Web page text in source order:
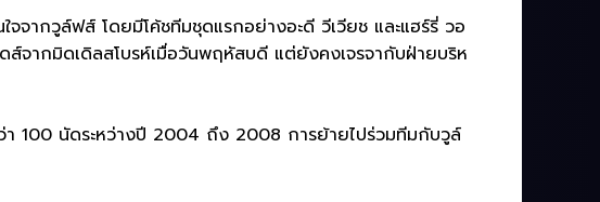
จากวูล์ฟส์ โดยมีโค้ชทีมชุดแรกอย่างอะดี วีเวียช และแฮร์รี่ วอ
จากมิดเดิลสโบรห์เมื่อวันพฤหัสบดี แต่ยังคงเจรจากับฝ่ายบริห
า 100 นัดระหว่างปี 2004 ถึง 2008 การย้ายไปร่วมทีมกับวูล์